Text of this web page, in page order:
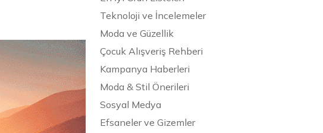
Teknoloji ve İncelemeler
Moda ve Güzellik
Çocuk Alışveriş Rehberi
Kampanya Haberleri
Moda & Stil Önerileri
Sosyal Medya
Efsaneler ve Gizemler